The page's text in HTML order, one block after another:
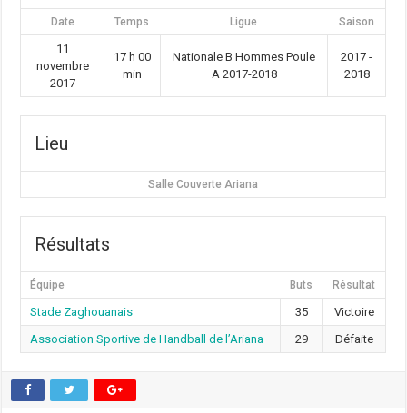
Date Temps Ligue Saison
11
novembre
2017
17 h 00
min
Nationale B Hommes Poule
A 2017-2018
2017 -
2018
Lieu
Salle Couverte Ariana
Résultats
Équipe Buts Résultat
Stade Zaghouanais 35
Victoire
Association Sportive de Handball de l’Ariana
29 Défaite